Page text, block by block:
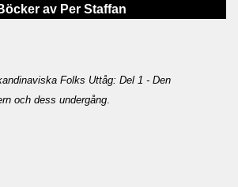
av Per Staffan
Folks Uttåg: Del 1 - Den
och dess undergång